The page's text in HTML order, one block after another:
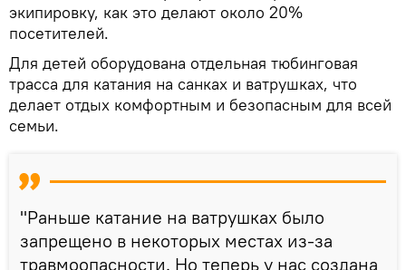
экипировку, как это делают около 20%
посетителей.
Для детей оборудована отдельная тюбинговая
трасса для катания на санках и ватрушках, что
делает отдых комфортным и безопасным для всей
семьи.
"Раньше катание на ватрушках было
запрещено в некоторых местах из-за
травмоопасности. Но теперь у нас создана